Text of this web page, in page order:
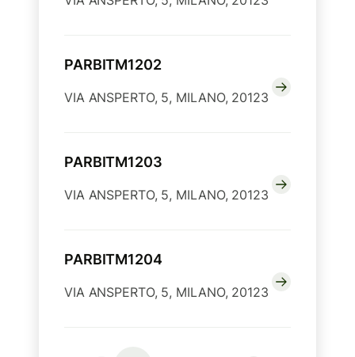
PARBITM1202
VIA ANSPERTO, 5, MILANO, 20123
PARBITM1203
VIA ANSPERTO, 5, MILANO, 20123
PARBITM1204
VIA ANSPERTO, 5, MILANO, 20123